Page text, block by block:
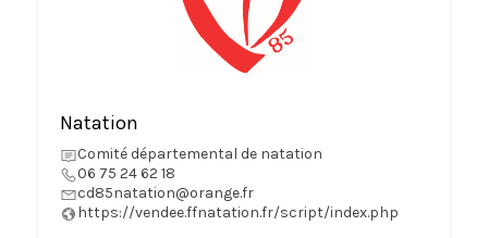
Natation
Comité départemental de natation
06 75 24 62 18
cd85natation@orange.fr
https://vendee.ffnatation.fr/script/index.php